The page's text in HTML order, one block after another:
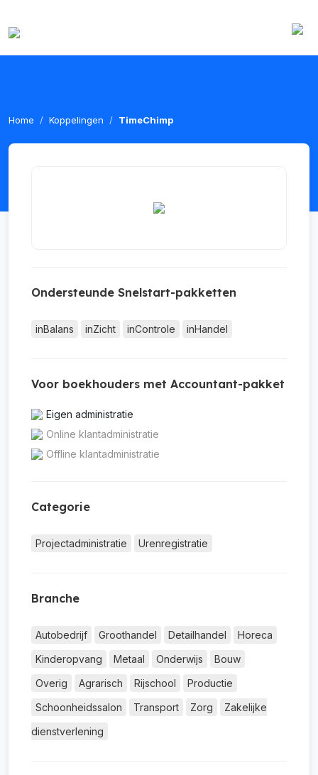
Home Koppelingen TimeChimp
Ondersteunde Snelstart-pakketten
inBalans inZicht inControle inHandel
Voor boekhouders met Accountant-pakket
Eigen administratie
Online klantadministratie
Offline klantadministratie
Categorie
Projectadministratie Urenregistratie
Branche
Autobedrijf Groothandel Detailhandel
Horeca
Kinderopvang
Metaal Onderwijs
Bouw
Overig
Agrarisch Rijschool
Productie
Schoonheidssalon
Transport Zorg
Zakelijke
dienstverlening